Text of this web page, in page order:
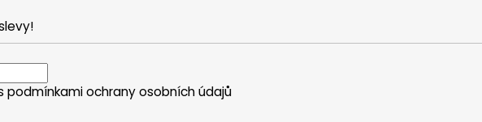
podmínkami ochrany osobních údajů